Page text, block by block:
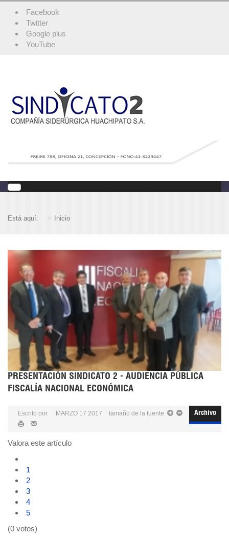
Facebook
Twitter
Google plus
YouTube
Está aquí: Inicio
PRESENTACIÓN SINDICATO 2 - AUDIENCIA PÚBLICA
FISCALÍA NACIONAL ECONÓMICA
Archivo
Escrito por MARZO 17 2017 tamaño de la fuente
Valora este artículo
1
2
3
4
5
(0 votos)